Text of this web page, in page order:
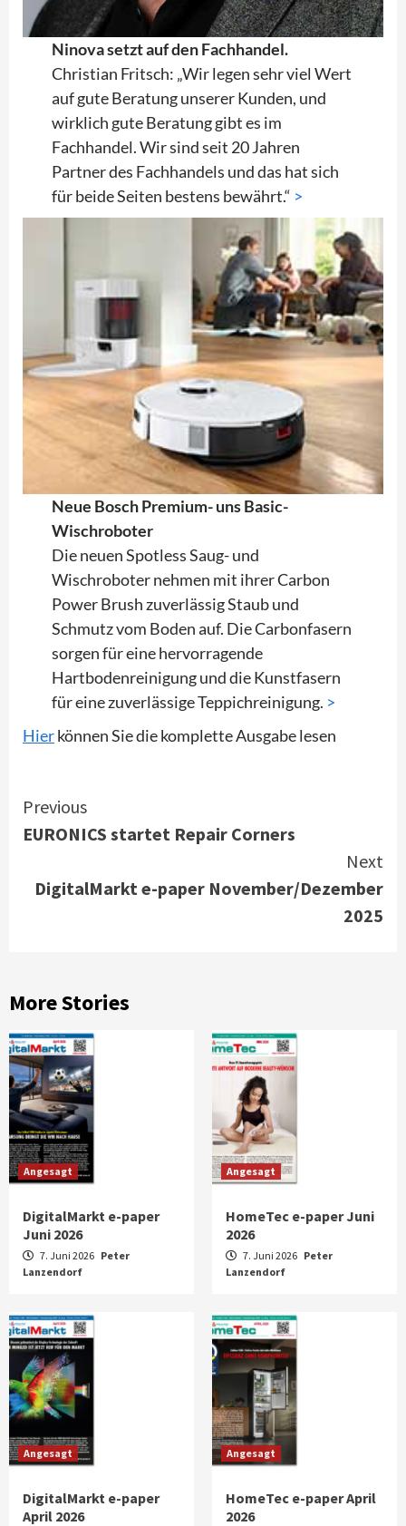
Ninova setzt auf den Fachhandel.
Christian Fritsch: „Wir legen sehr viel Wert
auf gute Beratung unserer Kunden, und
wirklich gute Beratung gibt es im
Fachhandel. Wir sind seit 20 Jahren
Partner des Fachhandels und das hat sich
für beide Seiten bestens bewährt.“ >
Neue Bosch Premium- uns Basic-
Wischroboter
Die neuen Spotless Saug- und
Wischroboter nehmen mit ihrer Carbon
Power Brush zuverlässig Staub und
Schmutz vom Boden auf. Die Carbonfasern
sorgen für eine hervorragende
Hartbodenreinigung und die Kunstfasern
für eine zuverlässige Teppichreinigung. >
Hierkönnen Sie die komplette Ausgabe lesen
Continue
Reading
Previous
EURONICS startet Repair Corners
Next
DigitalMarkt e-paper November/Dezember
2025
More Stories
Angesagt
DigitalMarkt e-paper
Juni 2026
7. Juni 2026 Peter
Lanzendorf
Angesagt
HomeTec e-paper Juni
2026
7. Juni 2026 Peter
Lanzendorf
Angesagt
DigitalMarkt e-paper
April 2026
Angesagt
HomeTec e-paper April
2026